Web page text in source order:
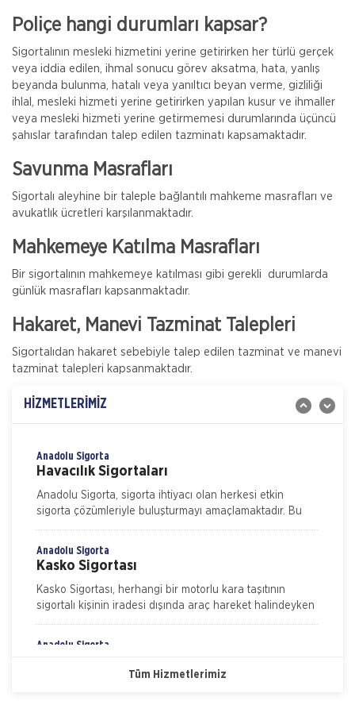
Poliçe hangi durumları kapsar?
Sigortalının mesleki hizmetini yerine getirirken her türlü gerçek
veya iddia edilen, ihmal sonucu görev aksatma, hata, yanlış
beyanda bulunma, hatalı veya yanıltıcı beyan verme, gizliliği
ihlal, mesleki hizmeti yerine getirirken yapılan kusur ve ihmaller
veya mesleki hizmeti yerine getirmemesi durumlarında üçüncü
şahıslar tarafından talep edilen tazminatı kapsamaktadır.
Savunma Masrafları
Sigortalı aleyhine bir taleple bağlantılı mahkeme masrafları ve
avukatlık ücretleri karşılanmaktadır.
Mahkemeye Katılma Masrafları
Bir sigortalının mahkemeye katılması gibi gerekli durumlarda
günlük masrafları kapsanmaktadır.
Hakaret, Manevi Tazminat Talepleri
Sigortalıdan hakaret sebebiyle talep edilen tazminat ve manevi
tazminat talepleri kapsanmaktadır.
HİZMETLERİMİZ
Gig Sigorta
İşletmeler İçin Çevre Kirliliği Sigortası
olmamakla beraber, bu konuya yasal mercilerin verdiği
Gig Sigorta
İşveren Sorumluluk Sigortası
Gulf Sigorta tarafından Sorumluluk Sigortaları
kategorisinde sunulan İşveren Sorumluluk Sigortası ile
Anadolu Sigorta
Havacılık Sigortaları
Anadolu Sigorta, sigorta ihtiyacı olan herkesi etkin
sigorta çözümleriyle buluşturmayı amaçlamaktadır. Bu
kapsamda sigortalılarımızın beklenti ve ihtiyaçlarını
Anadolu Sigorta
Kasko Sigortası
Kasko Sigortası, herhangi bir motorlu kara taşıtının
sigortalı kişinin iradesi dışında araç hareket halindeyken
ya da dururken hasara uğraması, çalınması, yanması ve
Anadolu Sigorta
Tüm Hizmetlerimiz
Nakliye Hasarı İçin Gerekli Bilgiler